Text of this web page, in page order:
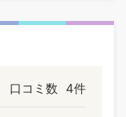
口コミ数 4件